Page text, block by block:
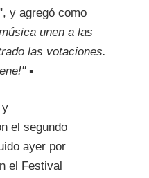
y agregó como
unen a las
las votaciones.
▪
y
el segundo
ayer por
el Festival